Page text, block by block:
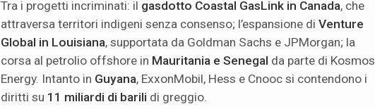
Tra i progetti incriminati: il gasdotto Coastal GasLink in Canada, che
attraversa territori indigeni senza consenso; l’espansione di Venture
Global in Louisiana, supportata da Goldman Sachs e JPMorgan; la
corsa al petrolio offshore in Mauritania e Senegal da parte di Kosmos
Energy. Intanto in Guyana, ExxonMobil, Hess e Cnooc si contendono i
diritti su 11 miliardi di barili di greggio.